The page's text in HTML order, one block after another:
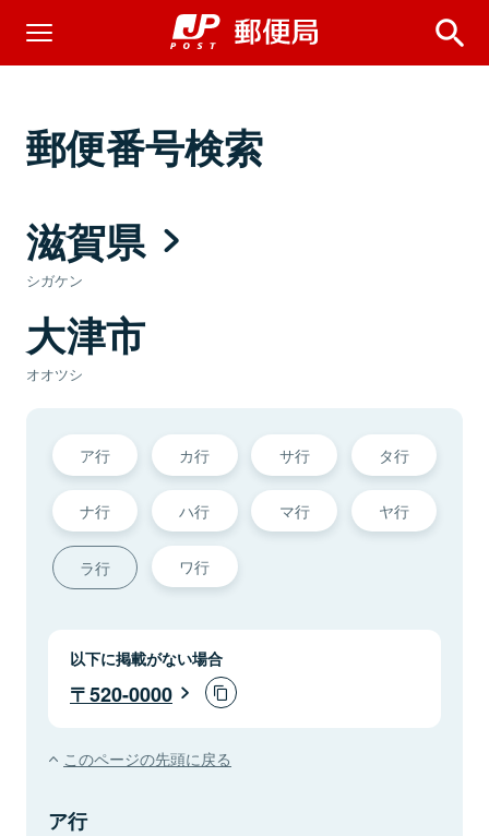
郵便番号検索
滋賀県
シガケン
大津市
オオツシ
ア行 カ行 サ行 タ行
ナ行 ハ行 マ行 ヤ行
ラ行 ワ行
以下に掲載がない場合
520-0000
このページの先頭に戻る
ア行